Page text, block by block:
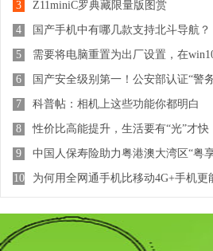
3
Z11miniC罗典藏限量版图赏
4 国产手机中有哪几款支持北斗导航？
5
需要将电脑重置为出厂设置，在
6
国产安全级别第一！公安部认证“警
7
科普帖：相机上这些功能你都明白
8
性价比高能提升，生活要有“光”才快
9
中国人保寿险助力粤港澳大湾区“粤
10
为何用全网通手机比移动4G+手机更